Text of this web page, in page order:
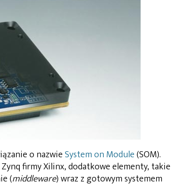
o nazwieSystem on Module(SOM).
firmy Xilinx, dodatkowe elementy, takie
(middleware) wraz z gotowym systemem